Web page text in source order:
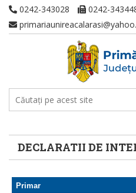
0242-343028
0242-
DECLARATII DE
Primar